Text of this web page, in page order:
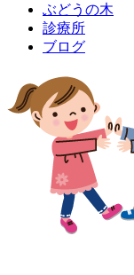
ぶどう の木
診療所
ブロ グ